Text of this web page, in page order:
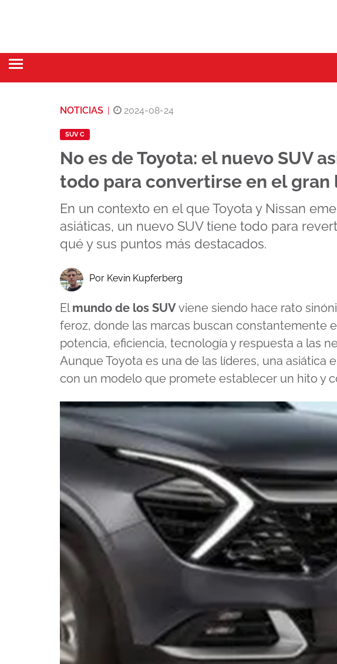
NOTICIAS 2024-08-24
SUV C
No es de Toyota: el nuevo SUV
todo para convertirse en el gran
En un contexto en el que Toyota y Nissan
asiáticas, un nuevo SUV tiene todo para
qué y sus puntos más destacados.
Por Kevin Kupferberg
Elmundo de los SUVviene siendo hace rato
feroz, donde las marcas buscan constantemente
potencia, eficiencia, tecnología y respuesta a las
Aunque Toyota es una de las líderes, una asiática
con un modelo que promete establecer un hito y